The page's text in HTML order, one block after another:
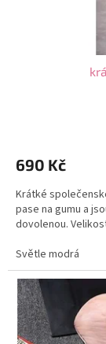
690 Kč
Krátké
pase na gumu a
dovolenou.
Světle modrá